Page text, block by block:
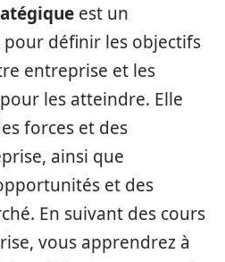
est un
pour définir les objectifs
entreprise et les
les atteindre. Elle
forces et des
ainsi que
et des
En suivant des cours
vous apprendrez à